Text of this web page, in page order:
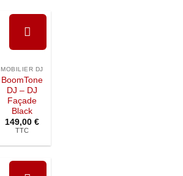
la liste de
souhaits
MOBILIER DJ
BoomTone
DJ – DJ
Façade
Black
149,00 €
TTC